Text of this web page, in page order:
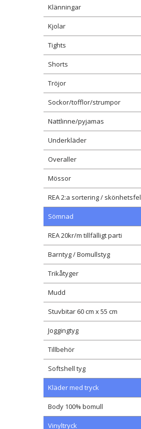
Klänningar
Kjolar
Tights
Shorts
Tröjor
Sockor/tofflor/strumpor
Nattlinne/pyjamas
Underkläder
Overaller
Mössor
REA 2:a sortering / skönhetsfel
Sömnad
REA 20kr/m tillfälligt parti
Barntyg / Bomullstyg
Trikåtyger
Mudd
Stuvbitar 60 cm x 55 cm
Joggingtyg
Tillbehör
Softshell tyg
Kläder med tryck
Body 100% bomull
Vinyltryck